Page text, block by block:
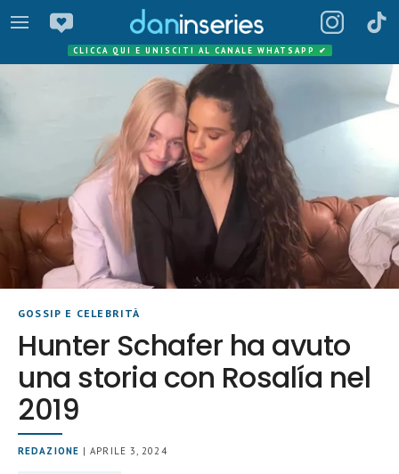
CLICCA QUI E UNISCITI AL CANALE WHATSAPP ✔
GOSSIP E CELEBRITÀ
Hunter Schafer ha avuto
una storia con Rosalía nel
2019
REDAZIONE | APRILE 3, 2024